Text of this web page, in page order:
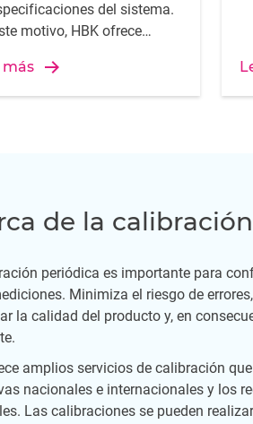
del sistema.
motivo, HBK ofrece
DAQ de HBK.
más
de la calibración
periódica es importante para
Minimiza el riesgo de
la calidad del producto y, en
amplios servicios de calibración
nacionales e internacionales y los
Las calibraciones se pueden